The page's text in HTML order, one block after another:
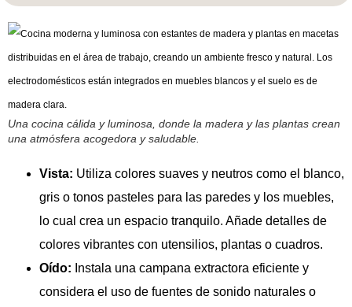
Una cocina cálida y luminosa, donde la madera y las plantas crean
una atmósfera acogedora y saludable.
Vista: Utiliza colores suaves y neutros como el blanco,
gris o tonos pasteles para las paredes y los muebles,
lo cual crea un espacio tranquilo. Añade detalles de
colores vibrantes con utensilios, plantas o cuadros.
Oído: Instala una campana extractora eficiente y
considera el uso de fuentes de sonido naturales o